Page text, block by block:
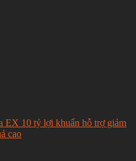
EX 10 tỷ lợi khuẩn hỗ trợ giảm
cao